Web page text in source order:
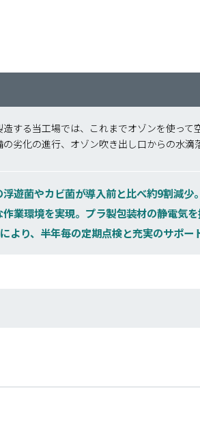
する当工場では、これまでオゾンを使っ
劣化の進行、オゾン吹き出し口からの水滴
遊菌やカビ菌が導入前と比べ約9割減少
業環境を実現。プラ製包装材の静電気を
より、半年毎の定期点検と充実のサポー